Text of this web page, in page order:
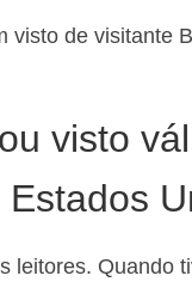
visto de visitante
visto
leitores. Quando